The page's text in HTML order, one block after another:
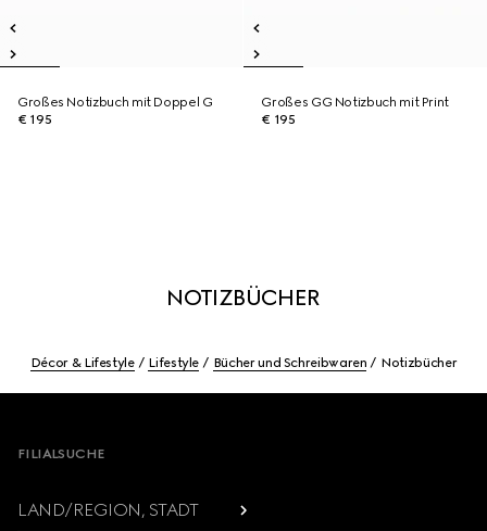
Großes Notizbuch mit Doppel G
€ 195
Großes GG Notizbuch mit Print
€ 195
NOTIZBÜCHER
Décor & Lifestyle Lifestyle Bücher und Schreibwaren Notizbücher
FILIALSUCHE
LAND/REGION, STADT